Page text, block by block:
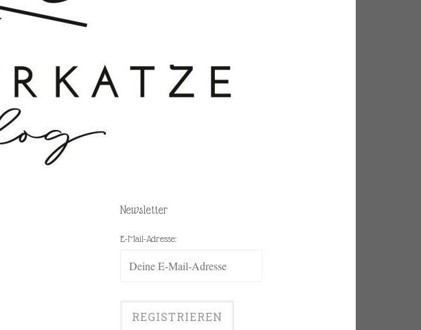
Newsletter
E-Mail-Adresse: